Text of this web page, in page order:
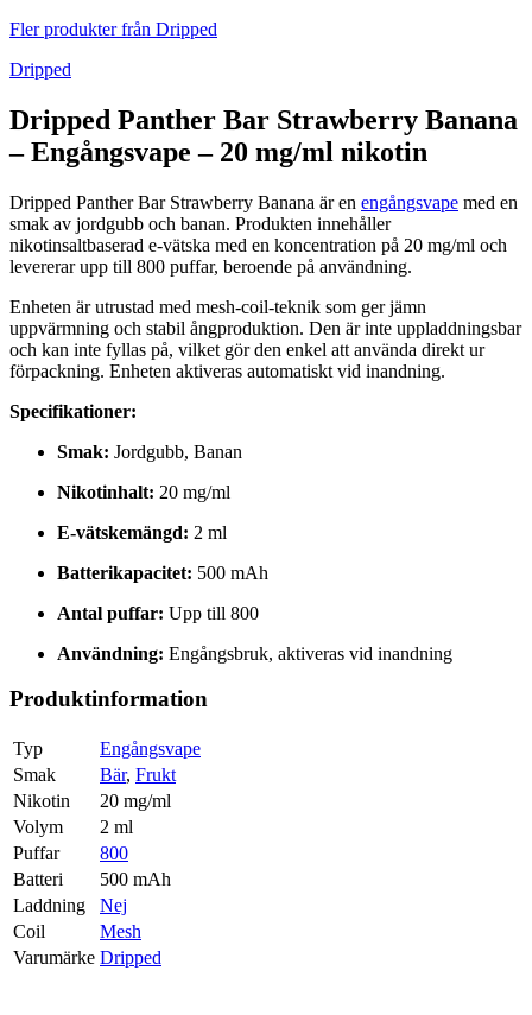
Fler produkter från Dripped
Dripped
Dripped Panther Bar Strawberry Banana
– Engångsvape – 20 mg/ml nikotin
Dripped Panther Bar Strawberry Banana är en engångsvape med en
smak av jordgubb och banan. Produkten innehåller
nikotinsaltbaserad e-vätska med en koncentration på 20 mg/ml och
levererar upp till 800 puffar, beroende på användning.
Enheten är utrustad med mesh-coil-teknik som ger jämn
uppvärmning och stabil ångproduktion. Den är inte uppladdningsbar
och kan inte fyllas på, vilket gör den enkel att använda direkt ur
förpackning. Enheten aktiveras automatiskt vid inandning.
Specifikationer:
Smak: Jordgubb, Banan
Nikotinhalt: 20 mg/ml
E-vätskemängd: 2 ml
Batterikapacitet: 500 mAh
Antal puffar: Upp till 800
Användning: Engångsbruk, aktiveras vid inandning
Produktinformation
Typ
Engångsvape
Smak
Bär, Frukt
Nikotin
20 mg/ml
Volym
2 ml
Puffar
800
Batteri
500 mAh
Laddning
Nej
Coil
Mesh
Varumärke Dripped